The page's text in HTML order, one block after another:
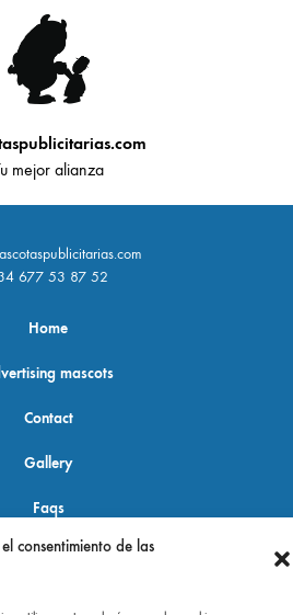
consentimiento de las
mejor alianza
677 53 87 52
Home
mascots
Contact
Gallery
Faqs